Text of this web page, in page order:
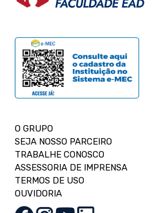
O GRUPO
SEJA NOSSO PARCEIRO
TRABALHE CONOSCO
ASSESSORIA DE IMPRENSA
TERMOS DE USO
OUVIDORIA